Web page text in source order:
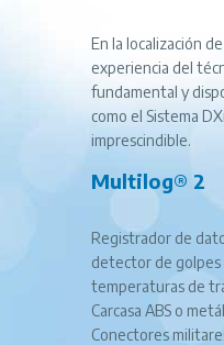
En la localización
experiencia del
fundamental y
como el Sistema
imprescindible.
Multilog® 2
Registrador de
detector de golpes
temperaturas de
Carcasa ABS o
Conectores